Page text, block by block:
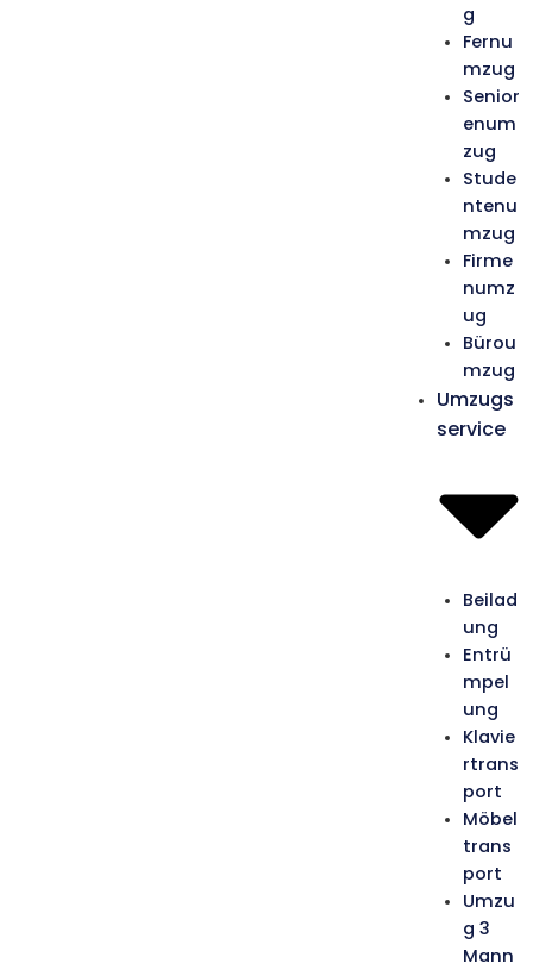
g
Fernu
mzug
Senior
enum
zug
Stude
ntenu
mzug
Firme
numz
ug
Bürou
mzug
Umzugs
service
Beilad
ung
Entrü
mpel
ung
Klavie
rtrans
port
Möbel
trans
port
Umzu
g 3
Mann